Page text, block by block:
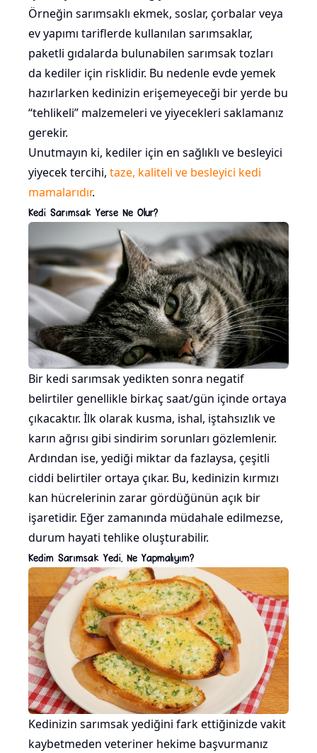
Örneğin sarımsaklı ekmek, soslar, çorbalar veya
ev yapımı tariflerde kullanılan sarımsaklar,
paketli gıdalarda bulunabilen sarımsak tozları
da kediler için risklidir. Bu nedenle evde yemek
hazırlarken kedinizin erişemeyeceği bir yerde bu
“tehlikeli” malzemeleri ve yiyecekleri saklamanız
gerekir.
Unutmayın ki, kediler için en sağlıklı ve besleyici
yiyecek tercihi, taze, kaliteli ve besleyici kedi
mamalarıdır.
Kedi Sarımsak Yerse Ne Olur?
Bir kedi sarımsak yedikten sonra negatif
belirtiler genellikle birkaç saat/gün içinde ortaya
çıkacaktır. İlk olarak kusma, ishal, iştahsızlık ve
karın ağrısı gibi sindirim sorunları gözlemlenir.
Ardından ise, yediği miktar da fazlaysa, çeşitli
ciddi belirtiler ortaya çıkar. Bu, kedinizin kırmızı
kan hücrelerinin zarar gördüğünün açık bir
işaretidir. Eğer zamanında müdahale edilmezse,
durum hayati tehlike oluşturabilir.
Kedim Sarımsak Yedi, Ne Yapmalıyım?
Kedinizin sarımsak yediğini fark ettiğinizde vakit
kaybetmeden veteriner hekime başvurmanız